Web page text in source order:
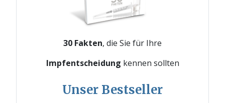
30 Fakten, die Sie für Ihre
Impfentscheidung kennen sollten
Unser Bestseller